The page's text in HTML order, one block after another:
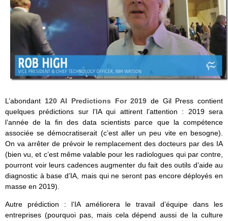
L’abondant 120 AI Predictions For 2019 de Gil Press contient
quelques prédictions sur l’IA qui attirent l’attention : 2019 sera
l’année de la fin des data scientists parce que la compétence
associée se démocratiserait (c’est aller un peu vite en besogne).
On va arrêter de prévoir le remplacement des docteurs par des IA
(bien vu, et c’est même valable pour les radiologues qui par contre,
pourront voir leurs cadences augmenter du fait des outils d’aide au
diagnostic à base d’IA, mais qui ne seront pas encore déployés en
masse en 2019).
Autre prédiction : l’IA améliorera le travail d’équipe dans les
entreprises (pourquoi pas, mais cela dépend aussi de la culture